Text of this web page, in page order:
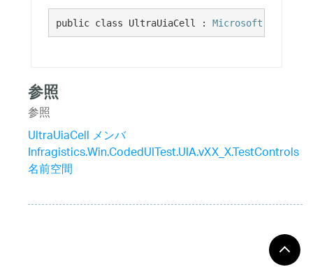
public class UltraUiaCell :
参照
参照
UltraUiaCell メンバ
Infragistics.Win.CodedUITest.UIA.vXX_X.TestControls
名前空間